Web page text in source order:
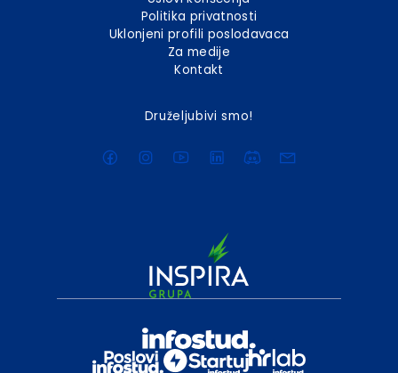
Politika privatnosti
Uklonjeni profili poslodavaca
Za medije
Kontakt
Druželjubivi smo!